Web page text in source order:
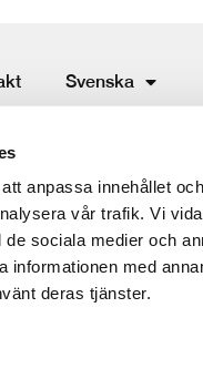
anpassa innehållet
vår trafik. Vi
sociala medier och
informationen med
deras tjänster.
Svenska